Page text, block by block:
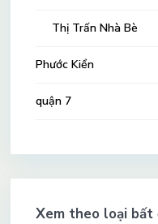
Thị Trấn Nhà Bè
Phước Kiển
quận 7
Xem theo loại bất